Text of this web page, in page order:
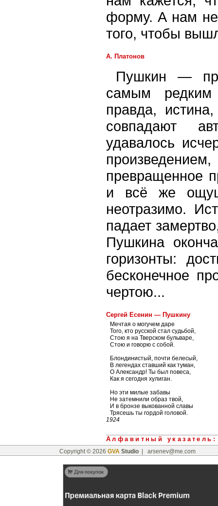
форму. А нам не
того, чтобы
А. Платонов
Пушкин —
самым редким
правда,
совпадают
удавалось
превращенное
и всё же
неотразимо.
падает
Пушкина
горизонты:
бесконечное
чертою...
Сергей Есенин — Пушкину
Мечтая о могучем даре
Того, кто русской стал судьбой,
Стою я на Тверском бульваре,
Стою и говорю с собой.
Блондинистый, почти белесый,
В легендах ставший как туман,
О Александр! Ты был повеса,
Как я сегодня хулиган.
Но эти милые забавы
Не затемнили образ твой,
И в бронзе выкованной славы
Трясешь ты гордой головой.
1924
Алфавитный указатель :
Copyright © 2026 GVA Studio arsenev@me.com